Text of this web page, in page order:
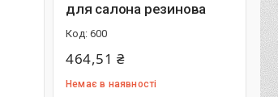
для салона резинова
600
464,51 ₴
Немає в наявності